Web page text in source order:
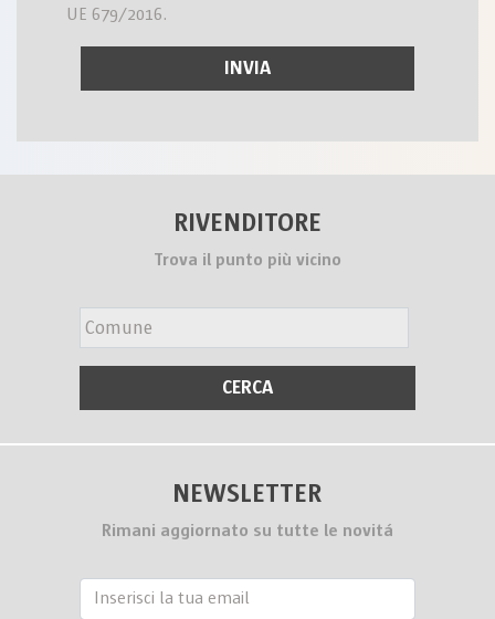
UE 679/2016.
RIVENDITORE
Trova il punto più vicino
NEWSLETTER
Rimani aggiornato su tutte le novitá